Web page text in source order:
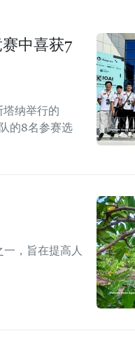
中喜获7
纳举行的
的8名参赛选
，旨在提高人